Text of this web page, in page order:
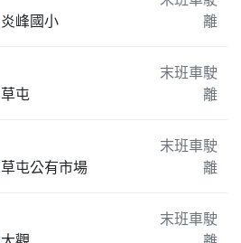
炎峰國小
離
草屯
末班車駛
離
草屯公有市場
末班車駛
離
末班車駛